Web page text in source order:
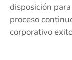
disposición
proceso
corporativo